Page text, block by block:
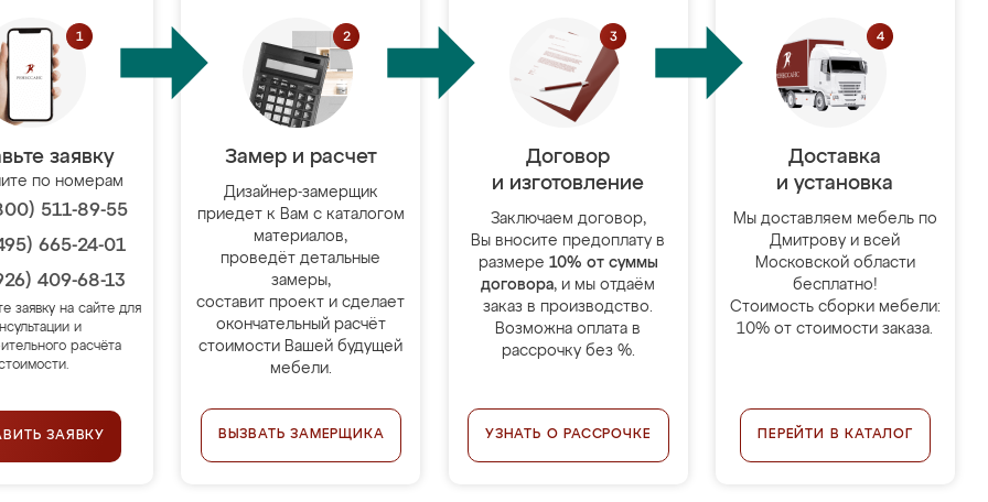
заявку
по номерам
511-89-55
665-24-01
409-68-13
заявку на сайте для
и
расчёта
ЗАЯВКУ
Замер и расчет
Дизайнер-замерщик
приедет к Вам с каталогом
материалов,
проведёт детальные
замеры,
составит проект и сделает
окончательный расчёт
стоимости Вашей будущей
мебели.
ВЫЗВАТЬ ЗАМЕРЩИКА
Договор
и изготовление
Заключаем договор,
Вы вносите предоплату в
размере 10% от суммы
договора, и мы отдаём
заказ в производство.
Возможна оплата в
рассрочку без %.
УЗНАТЬ О РАССРОЧКЕ
Доставка
и установка
Мы доставляем мебель по
Дмитрову и всей
Московской области
бесплатно!
Стоимость сборки мебели:
10% от стоимости заказа.
ПЕРЕЙТИ В КАТАЛОГ